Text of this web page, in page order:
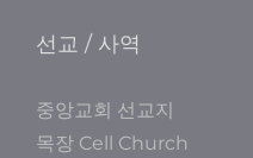
선교 / 사역
중앙교회 선교지
목장 Cell Church